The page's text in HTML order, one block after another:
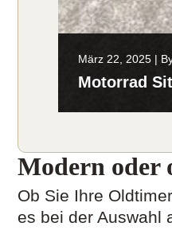
März 22, 2025 |
Motorrad
Modern oder
Ob Sie Ihre
es bei der Auswahl